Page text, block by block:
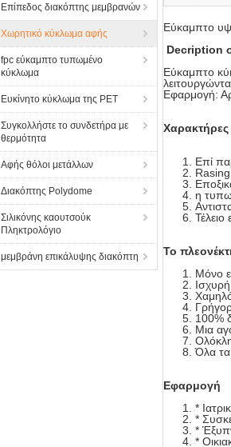
Επίπεδος διακόπτης μεμβρανών
Χωρητικό κύκλωμα αφής
fpc εύκαμπτο τυπωμένο
κύκλωμα
Ευκίνητο κύκλωμα της PET
Συγκολλήστε το συνδετήρα με
θερμότητα
Αφής θόλοι μετάλλων
Διακόπτης Polydome
Σιλικόνης καουτσούκ
Πληκτρολόγιο
μεμβράνη επικάλυψης διακόπτη
Εύκαμπτο
Decription
Εύκαμπτο
Εφαρμογή:
Επί
η
Τέλειο
Το
Μόνο
100%
Μια
Όλα τα
Εφαρμογή
*
*
*
*